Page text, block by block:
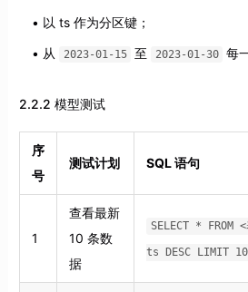
以 ts 作为分区键；
从 2023-01-15 至 2023-01-30 每
2.2.2 模型测试
序
号
测试计划 SQL 语句
1
查看最新
10 条数
据
SELECT * FROM
ts DESC LIMIT 10